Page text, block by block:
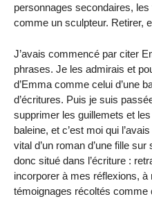
personnages secondaires,
comme un sculpteur. Retirer,
J’avais commencé par citer
phrases. Je les admirais et
d’Emma comme celui d’une
d’écritures. Puis je suis
supprimer les guillemets et
baleine, et c’est moi qui
vital d’un roman d’une fille sur
donc situé dans l’écriture :
incorporer à mes réflexions, à
témoignages récoltés comme